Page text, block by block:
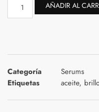
AÑADIR AL
Categoría
Serums
Etiquetas
aceite, brillo